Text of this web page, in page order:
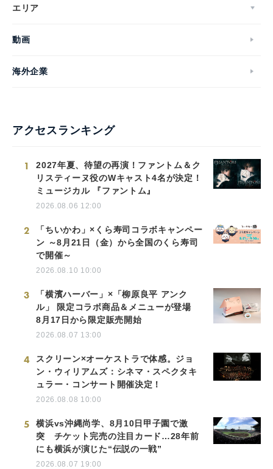
エリア
動画
海外企業
アクセスランキング
1
2027年夏、待望の再演！ファントム＆ク
リスティーヌ役のWキャスト4名が決定！
ミュージカル 『ファントム』
2026.08.06 12:00
2
「ちいかわ」×くら寿司コラボキャンペー
ン ～8月21日（金）から全国のくら寿司
で開催～
2026.08.10 10:00
3
「横濱ハーバー」×「柳原良平 アンク
ル」 限定コラボ商品＆メニューが登場
8月17日から限定販売開始
2026.08.07 13:00
4
スクリーン×オーケストラで体感。ジョ
ン・ウィリアムズ：シネマ・スペクタキ
ュラー・コンサート開催決定！
2026.08.08 10:00
5
横浜vs沖縄尚学、8月10日甲子園で激
突 チケット完売の注目カード…28年前
にも横浜が演じた“伝説の一戦”
2026.08.07 19:00